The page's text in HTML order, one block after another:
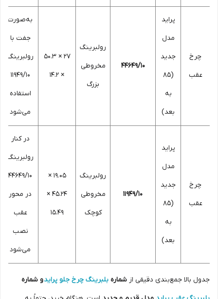
چرخ
عقب
پراید
مدل
جدید
(85
به
بعد)
44649/10
رولبرینگ
مخروطی
بزرگ
27 × 50.3
× 14.2
به‌صورت
جفت با
رولبرینگ
11949/10
استفاده
می‌شود
چرخ
عقب
پراید
مدل
جدید
(85
به
بعد)
11949/10
رولبرینگ
مخروطی
کوچک
19.05 ×
45.24 ×
15.49
در کنار
رولبرینگ
44649/10
در محور
عقب
نصب
می‌شود
جدول بالا جمع‌بندی دقیقی از شماره بلبرینگ چرخ جلو پرایدو شماره